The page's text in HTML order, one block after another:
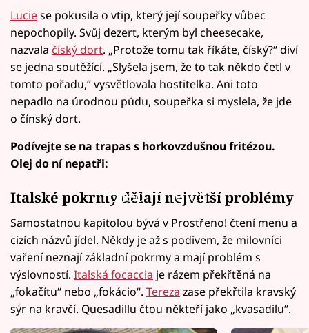
Luciese pokusila o vtip, který její soupeřky vůbec
nepochopily. Svůj dezert, kterým byl cheesecake,
nazvala číský dort. „Protože tomu tak říkáte, číský?“ diví
se jedna soutěžící. „Slyšela jsem, že to tak někdo četl v
tomto pořadu,“ vysvětlovala hostitelka. Ani toto
nepadlo na úrodnou půdu, soupeřka si myslela, že jde
o čínský dort.
Podívejte se na trapas s horkovzdušnou fritézou.
Olej do ní nepatři:
Failed to fetch
Italské pokrmy dělají největší problémy
Samostatnou kapitolou bývá v Prostřeno! čtení menu a
cizích názvů jídel. Někdy je až s podivem, že milovníci
vaření neznají základní pokrmy a mají problém s
výslovností. Italská focaccia je rázem překřtěná na
„fokačítu“ nebo „fokácio“. Tereza zase překřtila kravský
sýr na kravčí. Quesadillu čtou někteří jako „kvasadilu“.